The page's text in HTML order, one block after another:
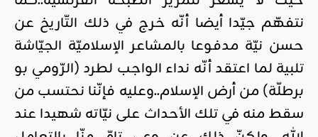
نتفهّم جيّدا أيضا أنّه خرج في ذلك التّاريخ عن
حسن نيّة مدفوعا بالمشاعر الإسلاميّة الجيّاشة
تلبية لما اعتقد أنّه نداء الواجب لطرد (الرّومي بو
برطلّة) من أرض الإسلام..وعليه فإنّنا نحتسب من
سقط منه في تلك الأحداث على نيّاته شهيدا عند